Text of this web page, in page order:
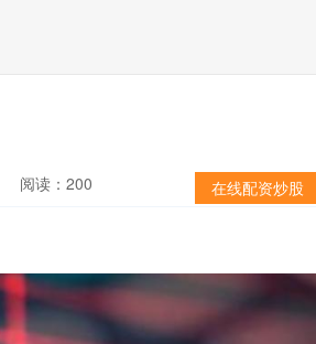
在线配资炒股
阅读：200